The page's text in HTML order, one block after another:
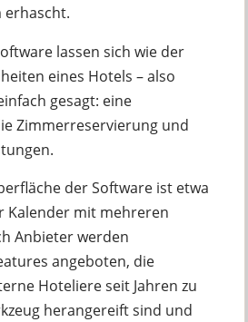
erhascht.
lassen sich wie der
eines Hotels – also
gesagt: eine
Zimmerreservierung und
der Software ist etwa
Kalender mit mehreren
Anbieter werden
angeboten, die
Hoteliere seit Jahren zu
herangereift sind und